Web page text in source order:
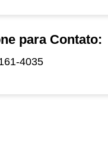
para Contato:
4035